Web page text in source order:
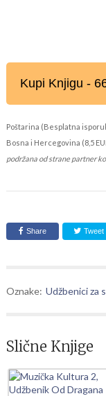
Kupi Knjigu -
Poštarina (Besplatna
Bosna i Hercegovina (8,5
podržana od strane partner
Share Tweet
Oznake: Udžbenici za
Slične Knjige